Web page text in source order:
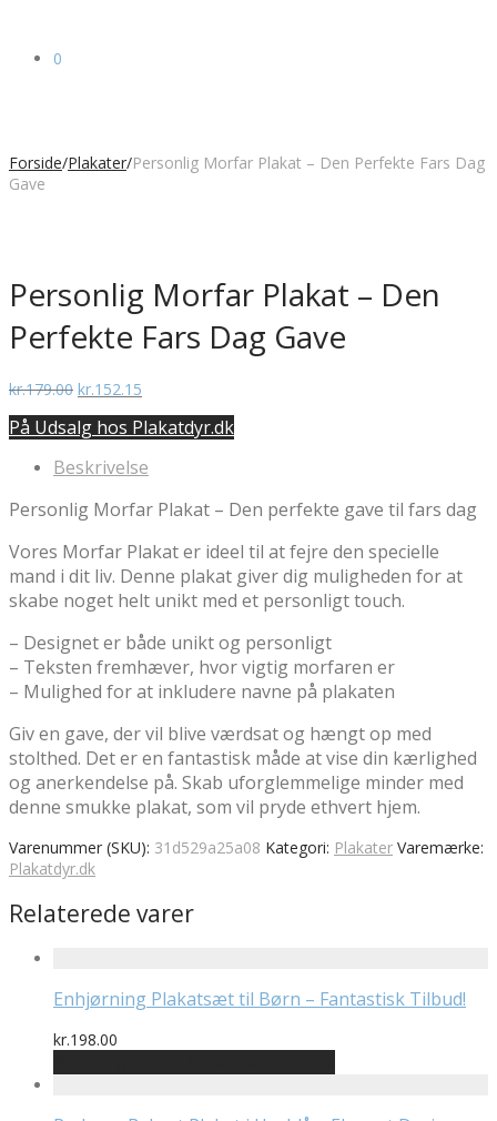
0
Forside/Plakater/Personlig Morfar Plakat – Den Perfekte Fars Dag
Gave
Personlig Morfar Plakat – Den
Perfekte Fars Dag Gave
kr.179.00 Den
pris
kr.179.00.
kr.152.15
pris
kr.152.15.
På Udsalg hos Plakatdyr.dk
Beskrivelse
Personlig Morfar Plakat – Den perfekte gave til fars dag
Vores Morfar Plakat er ideel til at fejre den specielle
mand i dit liv. Denne plakat giver dig muligheden for at
skabe noget helt unikt med et personligt touch.
– Designet er både unikt og personligt
– Teksten fremhæver, hvor vigtig morfaren er
– Mulighed for at inkludere navne på plakaten
Giv en gave, der vil blive værdsat og hængt op med
stolthed. Det er en fantastisk måde at vise din kærlighed
og anerkendelse på. Skab uforglemmelige minder med
denne smukke plakat, som vil pryde ethvert hjem.
Varenummer (SKU): 31d529a25a08 Kategori: Plakater Varemærke:
Plakatdyr.dk
Relaterede varer
Enhjørning Plakatsæt til Børn – Fantastisk Tilbud!
kr.198.00